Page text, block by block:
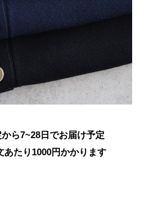
ら7~28日でお届け予定
あたり 1000円かかります